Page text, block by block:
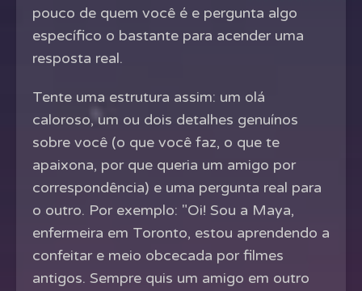
pouco de quem você é e pergunta algo
específico o bastante para acender uma
resposta real.
Tente uma estrutura assim: um olá
caloroso, um ou dois detalhes genuínos
sobre você (o que você faz, o que te
apaixona, por que queria um amigo por
correspondência) e uma pergunta real para
o outro. Por exemplo: "Oi! Sou a Maya,
enfermeira em Toronto, estou aprendendo a
confeitar e meio obcecada por filmes
antigos. Sempre quis um amigo em outro